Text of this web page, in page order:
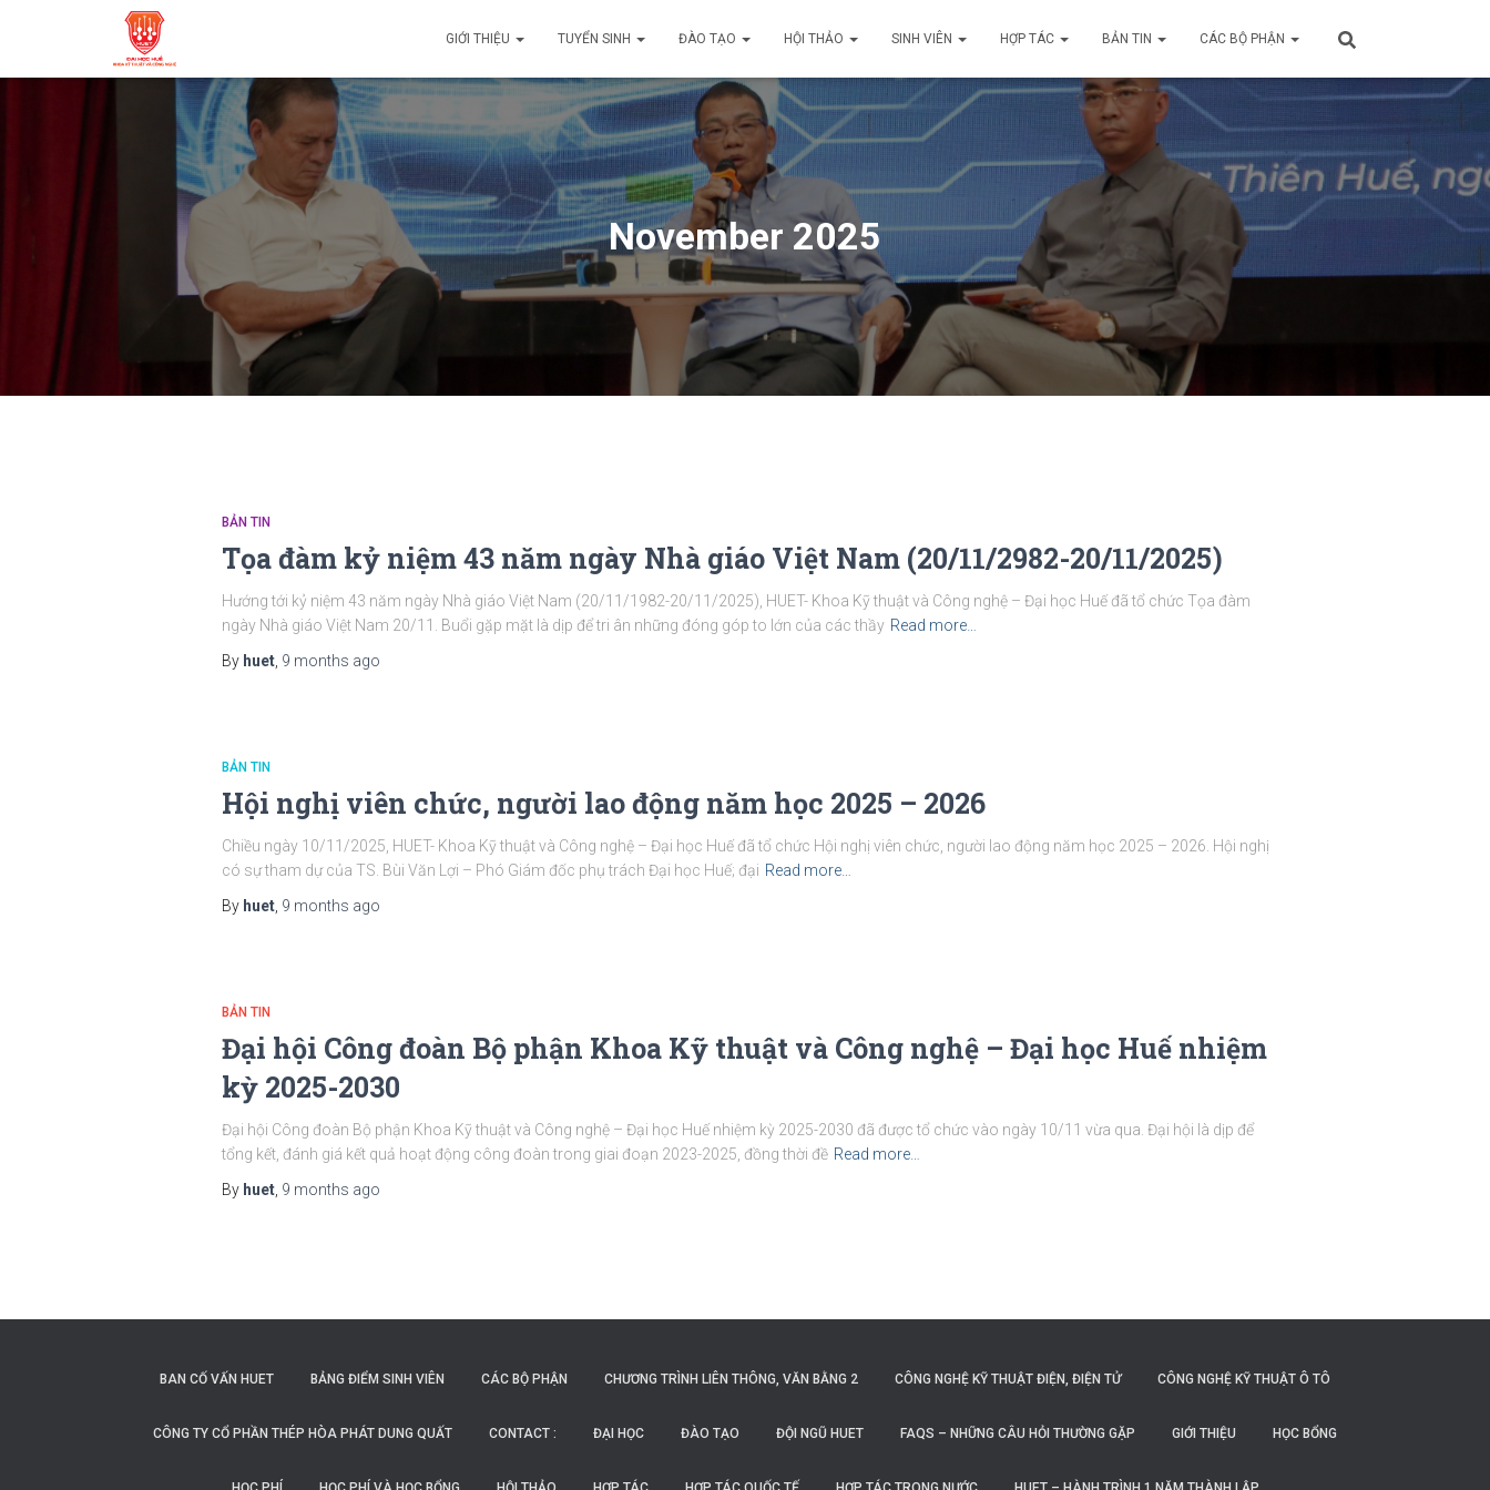
GIỚI THIỆU TUYỂN SINH ĐÀO TẠO HỘI THẢO SINH VIÊN HỢP TÁC BẢN TIN CÁC BỘ PHẬN
November 2025
BẢN TIN
Tọa đàm kỷ niệm 43 năm ngày Nhà giáo Việt Nam (20/11/2982-20/11/2025)
Hướng tới kỷ niệm 43 năm ngày Nhà giáo Việt Nam (20/11/1982-20/11/2025), HUET- Khoa Kỹ thuật và Công nghệ – Đại học Huế đã tổ chức Tọa đàm
ngày Nhà giáo Việt Nam 20/11. Buổi gặp mặt là dịp để tri ân những đóng góp to lớn của các thầy Read more…
By huet, 9 months ago
BẢN TIN
Hội nghị viên chức, người lao động năm học 2025 – 2026
Chiều ngày 10/11/2025, HUET- Khoa Kỹ thuật và Công nghệ – Đại học Huế đã tổ chức Hội nghị viên chức, người lao động năm học 2025 – 2026. Hội nghị
có sự tham dự của TS. Bùi Văn Lợi – Phó Giám đốc phụ trách Đại học Huế; đại Read more…
By huet, 9 months ago
BẢN TIN
Đại hội Công đoàn Bộ phận Khoa Kỹ thuật và Công nghệ – Đại học Huế nhiệm
kỳ 2025-2030
Đại hội Công đoàn Bộ phận Khoa Kỹ thuật và Công nghệ – Đại học Huế nhiệm kỳ 2025-2030 đã được tổ chức vào ngày 10/11 vừa qua. Đại hội là dịp để
tổng kết, đánh giá kết quả hoạt động công đoàn trong giai đoạn 2023-2025, đồng thời đề Read more…
By huet, 9 months ago
BAN CỐ VẤN HUET BẢNG ĐIỂM SINH VIÊN CÁC BỘ PHẬN CHƯƠNG TRÌNH LIÊN THÔNG, VĂN BẰNG 2 CÔNG NGHỆ KỸ THUẬT ĐIỆN, ĐIỆN TỬ CÔNG NGHỆ KỸ THUẬT Ô TÔ
CÔNG TY CỔ PHẦN THÉP HÒA PHÁT DUNG QUẤT CONTACT : ĐẠI HỌC ĐÀO TẠO ĐỘI NGŨ HUET FAQS – NHỮNG CÂU HỎI THƯỜNG GẶP GIỚI THIỆU HỌC BỔNG